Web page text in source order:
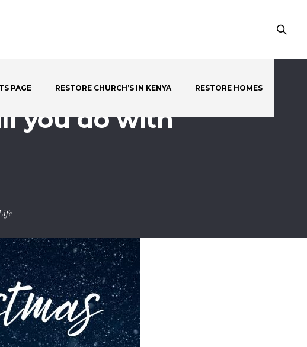
PAGE RESTORE CHURCH’S IN KENYA RESTORE HOMES
you do with